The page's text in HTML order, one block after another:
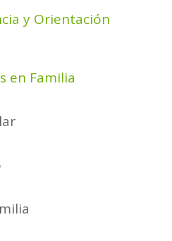
y Orientación
en Familia